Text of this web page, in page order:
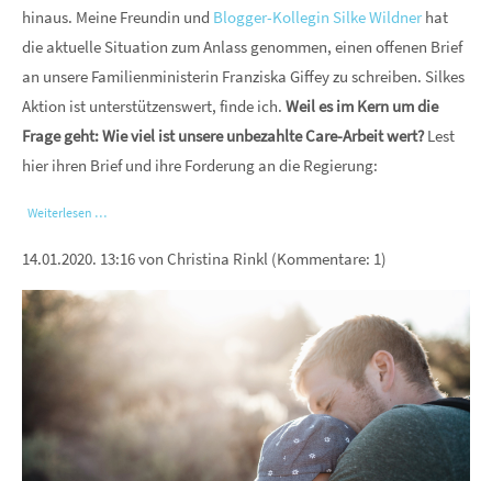
hinaus. Meine Freundin und Blogger-Kollegin Silke Wildner hat
die aktuelle Situation zum Anlass genommen, einen offenen Brief
an unsere Familienministerin Franziska Giffey zu schreiben. Silkes
Aktion ist unterstützenswert, finde ich. Weil es im Kern um die
Frage geht: Wie viel ist unsere unbezahlte Care-Arbeit wert?Lest
hier ihren Brief und ihre Forderung an die Regierung:
Weiterlesen …
14.01.2020. 13:16von Christina Rinkl (Kommentare: 1)